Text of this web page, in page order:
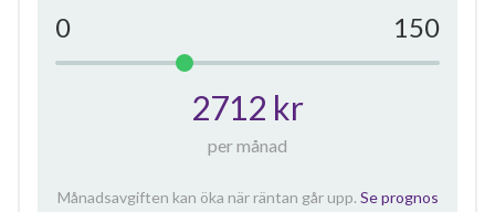
0 150
2712 kr
per månad
Månadsavgiften kan öka när räntan går upp. Se prognos